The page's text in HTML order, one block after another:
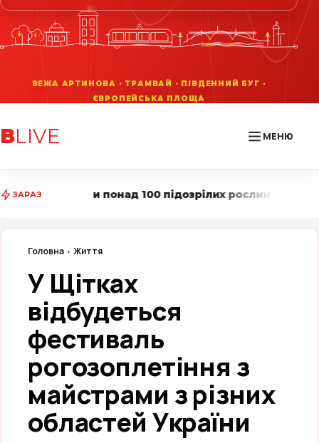
ВLIVE МЕНЮ
ЗАРАЗ
100 підозрілих рослин • Вінниця LIVE стежить за
Головна Життя
У Щітках
відбудеться
фестиваль
рогозоплетіння з
майстрами з різних
областей України